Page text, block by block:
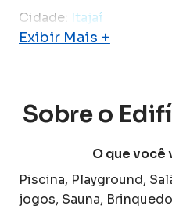
Cidade: Itajaí
Exibir Mais +
Sobre o
O que você
Piscina, Playground,
jogos, Sauna,